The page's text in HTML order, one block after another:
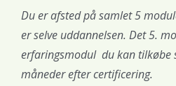
Du er afsted på samlet 5
er selve uddannelsen. Det 5.
erfaringsmodul du kan tilkøbe
måneder efter certificering.